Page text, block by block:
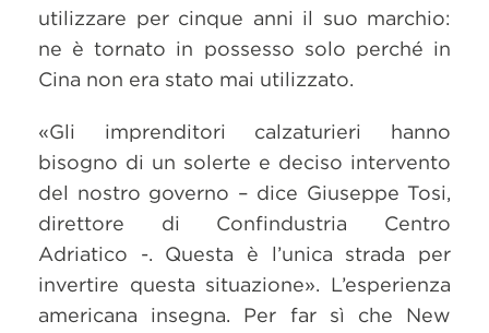
utilizzare per cinque anni il suo marchio:
ne è tornato in possesso solo perché in
Cina non era stato mai utilizzato.
«Gli imprenditori calzaturieri hanno
bisogno di un solerte e deciso intervento
del nostro governo – dice Giuseppe Tosi,
direttore di Confindustria Centro
Adriatico -. Questa è l’unica strada per
invertire questa situazione». L’esperienza
americana insegna. Per far sì che New